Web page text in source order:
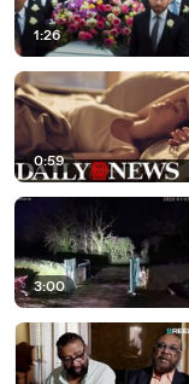
1:26
0:59
3:00